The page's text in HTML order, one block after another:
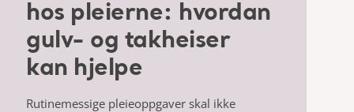
hos pleierne: hvordan
gulv- og takheiser
kan hjelpe
Rutinemessige pleieoppgaver skal ikke